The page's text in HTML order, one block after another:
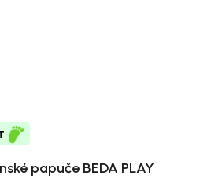
papuče BEDA PLAY